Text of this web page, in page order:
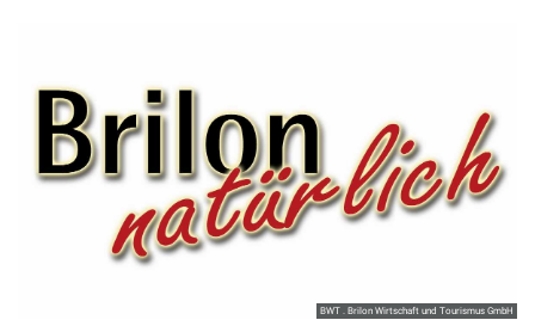
BWT . Brilon Wirtschaft und Tourismus GmbH